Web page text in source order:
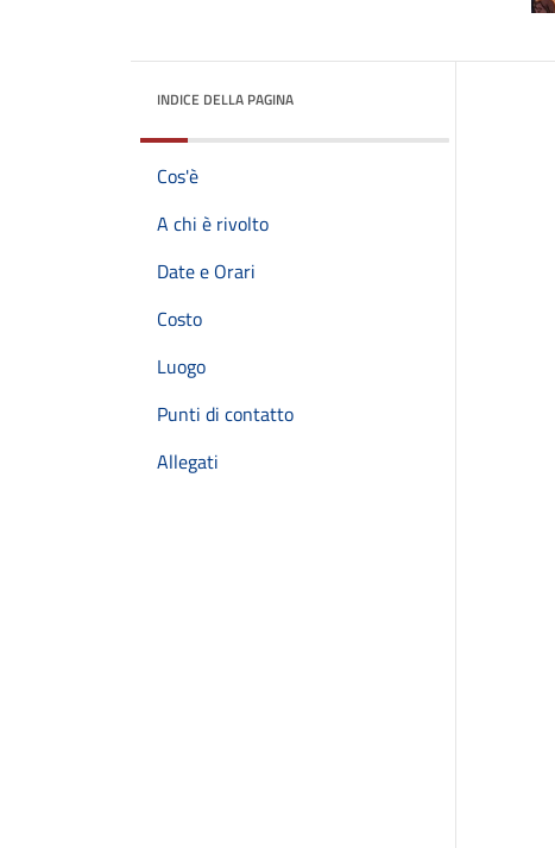
INDICE DELLA PAGINA
Cos'è
A chi è rivolto
Date e Orari
Costo
Luogo
Punti di contatto
Allegati